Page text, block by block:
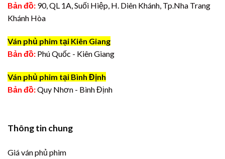
Bản đồ: 90, QL 1A, Suối Hiệp, H. Diên Khánh, Tp.Nha Trang
Khánh Hòa
Ván phủ phim tại Kiên Giang
Bản đồ: Phú Quốc - Kiên Giang
Ván phủ phim tại Bình Định
Bản đồ:Quy Nhơn - Bình Định
Thông tin chung
Giá ván phủ phim